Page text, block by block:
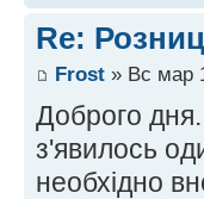
Re:
Frost » Вс мар
Доброго
з'явилось
необхідно